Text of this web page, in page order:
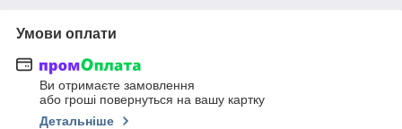
Умови оплати
Ви отримаєте замовлення
або гроші повернуться на вашу картку
Детальніше